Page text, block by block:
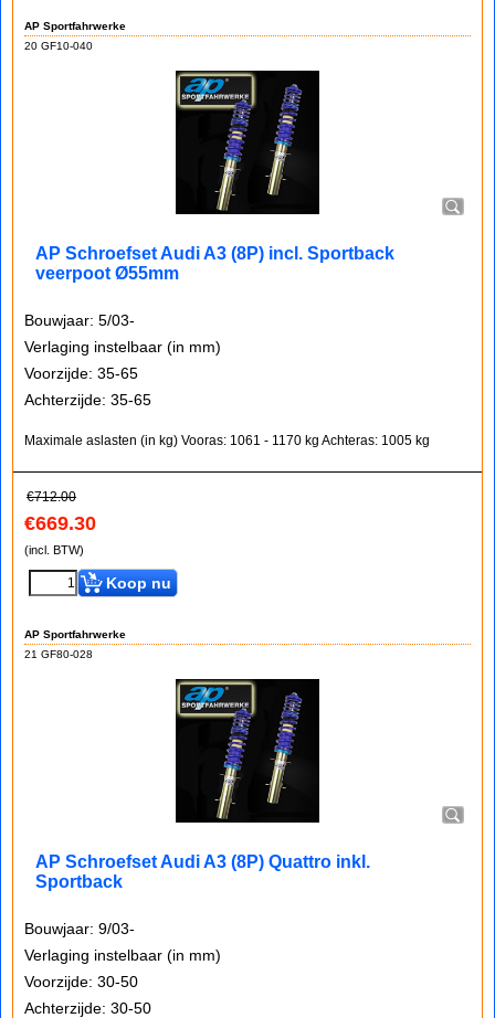
AP Sportfahrwerke
20 GF10-040
AP Schroefset Audi A3 (8P) incl. Sportback
veerpoot Ø55mm
Bouwjaar: 5/03-
Verlaging instelbaar (in mm)
Voorzijde: 35-65
Achterzijde: 35-65
Maximale aslasten (in kg) Vooras: 1061 - 1170 kg Achteras: 1005 kg
€712.00
€669.30
(incl. BTW)
Koop nu
AP Sportfahrwerke
21 GF80-028
AP Schroefset Audi A3 (8P) Quattro inkl.
Sportback
Bouwjaar: 9/03-
Verlaging instelbaar (in mm)
Voorzijde: 30-50
Achterzijde: 30-50